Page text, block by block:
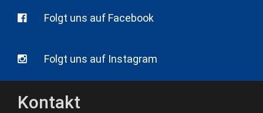
Folgt uns auf Facebook
Folgt uns auf Instagram
Kontakt